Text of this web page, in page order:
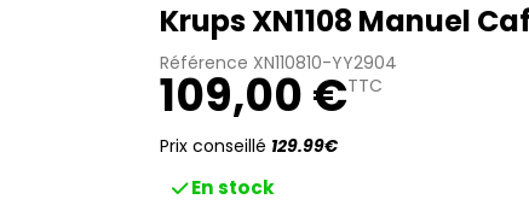
Krups XN1108 Manuel
Référence XN110810-YY2904
109,00 €TTC
Prix conseillé 129.99€
En stock